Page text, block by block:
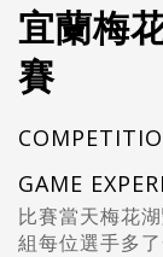
宜蘭梅
賽
GAME
比賽當天梅花
組每位選手多